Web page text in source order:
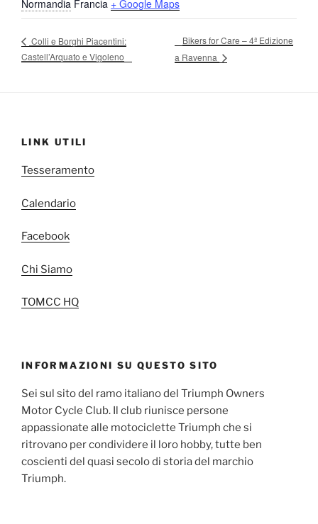
Normandia Francia + Google Maps
Colli e Borghi Piacentini:
Castell’Arquato e Vigoleno
Bikers for Care – 4ª Edizione
a Ravenna
LINK UTILI
Tesseramento
Calendario
Facebook
Chi Siamo
TOMCC HQ
INFORMAZIONI SU QUESTO SITO
Sei sul sito del ramo italiano del Triumph Owners
Motor Cycle Club. Il club riunisce persone
appassionate alle motociclette Triumph che si
ritrovano per condividere il loro hobby, tutte ben
coscienti del quasi secolo di storia del marchio
Triumph.